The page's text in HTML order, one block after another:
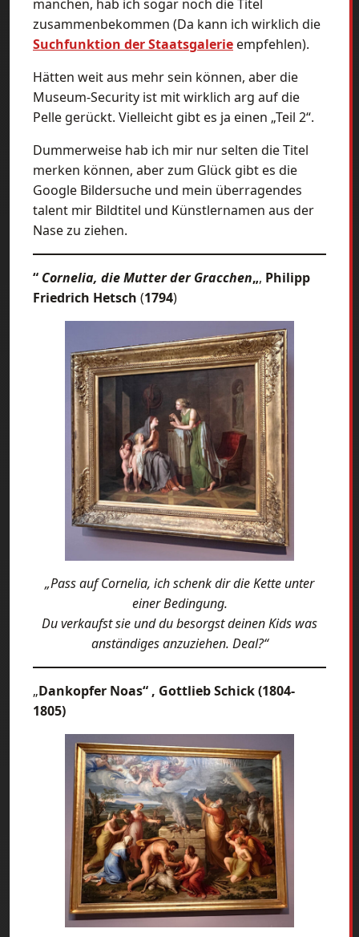
manchen, hab ich sogar noch die Titel
zusammenbekommen (Da kann ich wirklich die
Suchfunktion der Staatsgalerieempfehlen).
Hätten weit aus mehr sein können, aber die
Museum-Security ist mit wirklich arg auf die
Pelle gerückt. Vielleicht gibt es ja einen „Teil 2“.
Dummerweise hab ich mir nur selten die Titel
merken können, aber zum Glück gibt es die
Google Bildersuche und mein überragendes
talent mir Bildtitel und Künstlernamen aus der
Nase zu ziehen.
“ Cornelia, die Mutter der Gracchen„, Philipp
Friedrich Hetsch (1794)
„Pass auf Cornelia, ich schenk dir die Kette unter
einer Bedingung.
Du verkaufst sie und du besorgst deinen Kids was
anständiges anzuziehen. Deal?“
„Dankopfer Noas“ , Gottlieb Schick (1804-
1805)